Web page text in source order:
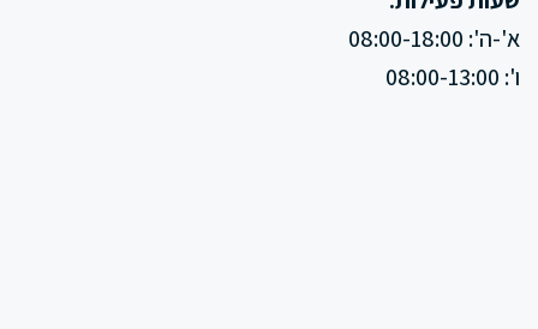
א'-ה': 08:00-18:00
ו': 08:00-13:00